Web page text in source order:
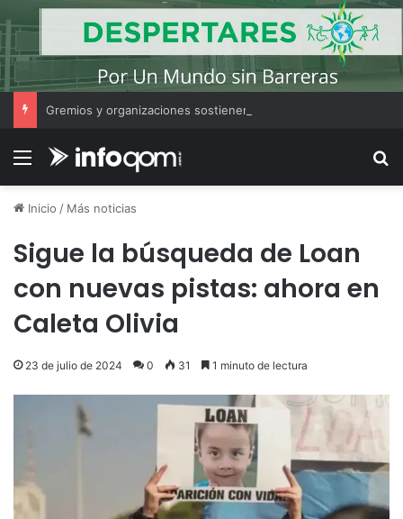
Menú
Inicio / Más noticias
Sigue la búsqueda de Loan
con nuevas pistas: ahora en
Caleta Olivia
23 de julio de 2024 0 31 1 minuto de lectura